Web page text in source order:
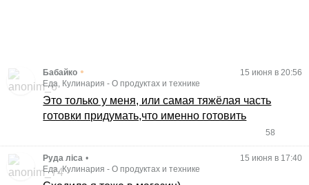
Бабайко •
15 июня в 20:56
Еда, Кулинария -О продуктах и технике
Это только у меня, или самая тяжёлая часть
готовки придумать,что именно готовить
58
Руда ліса •
15 июня в 17:40
Еда, Кулинария -О продуктах и технике